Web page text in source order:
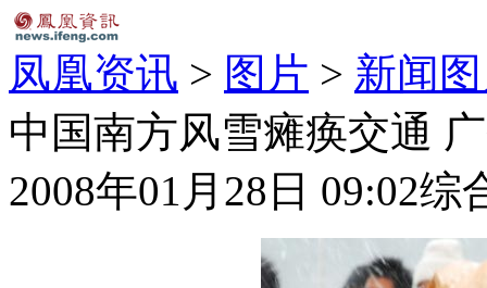
凤凰资讯 > 图片 > 新闻
中国南方风雪瘫痪交通
2008年01月28日 09:02综